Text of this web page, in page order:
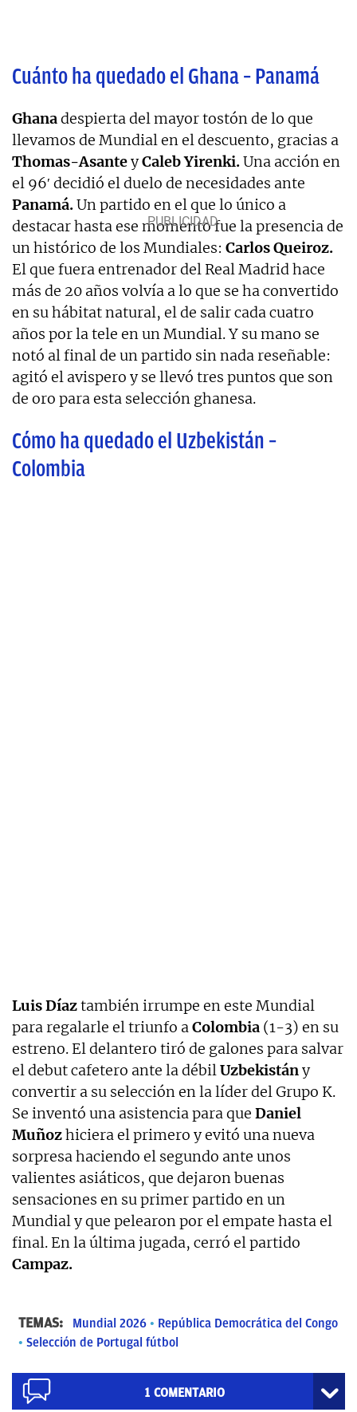
Cuánto ha quedado el Ghana – Panamá
Ghanadespierta del mayor tostón de lo que
llevamos de Mundial en el descuento, gracias a
Thomas-AsanteyCaleb Yirenki.Una acción en
el 96′ decidió el duelo de necesidades ante
Panamá.Un partido en el que lo único a
destacar hasta ese momento fue la presencia de
un histórico de los Mundiales: Carlos Queiroz.
El que fuera entrenador del Real Madrid hace
más de 20 años volvía a lo que se ha convertido
en su hábitat natural, el de salir cada cuatro
años por la tele en un Mundial. Y su mano se
notó al final de un partido sin nada reseñable:
agitó el avispero y se llevó tres puntos que son
de oro para esta selección ghanesa.
Cómo ha quedado el Uzbekistán –
Colombia
Luis Díaztambién irrumpe en este Mundial
para regalarle el triunfo aColombia (1-3) en su
estreno. El delantero tiró de galones para salvar
el debut cafetero ante la débilUzbekistány
convertir a su selección en la líder del Grupo K.
Se inventó una asistencia para que Daniel
Muñozhiciera el primero y evitó una nueva
sorpresa haciendo el segundo ante unos
valientes asiáticos, que dejaron buenas
sensaciones en su primer partido en un
Mundial y que pelearon por el empate hasta el
final. En la última jugada, cerró el partido
Campaz.
TEMAS: Mundial 2026
República Democrática del Congo
Selección de Portugal fútbol
1 COMENTARIO